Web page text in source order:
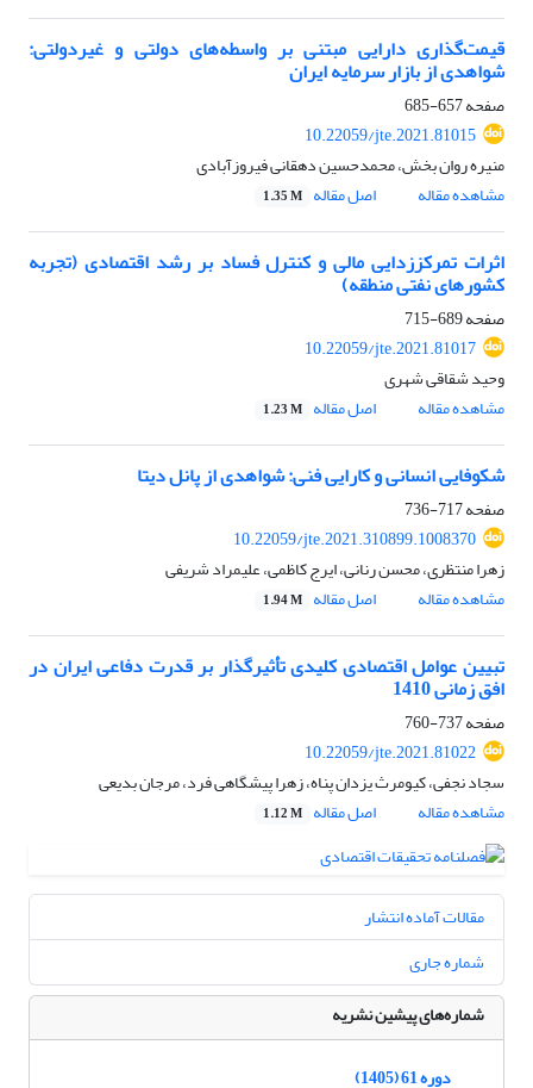
قیمت‌گذاری دارایی مبتنی بر واسطه‌های دولتی و غیردولتی:
شواهدی از بازار سرمایه ایران
صفحه657-685
10.22059/jte.2021.81015
منیره روان بخش، محمدحسین دهقانی فیروزآبادی
مشاهده مقاله
اصل مقاله 1.35 M
اثرات تمرکززدایی مالی و کنترل فساد بر رشد اقتصادی (تجربه
کشورهای نفتی منطقه)
صفحه689-715
10.22059/jte.2021.81017
وحید شقاقی شهری
مشاهده مقاله
اصل مقاله 1.23 M
شکوفایی انسانی و کارایی فنی: شواهدی از پانل دیتا
صفحه717-736
10.22059/jte.2021.310899.1008370
زهرا منتظری، محسن رنانی، ایرج کاظمی، علیمراد شریفی
مشاهده مقاله
اصل مقاله 1.94 M
تبیین عوامل اقتصادی کلیدی تأثیرگذار بر قدرت دفاعی ایران در
افق زمانی 1410
صفحه737-760
10.22059/jte.2021.81022
سجاد نجفی، کیومرث یزدان پناه، زهرا پیشگاهی فرد، مرجان بدیعی
مشاهده مقاله
اصل مقاله 1.12 M
مقالات آماده انتشار
شماره جاری
شماره‌های پیشین نشریه
دوره 61 (1405)